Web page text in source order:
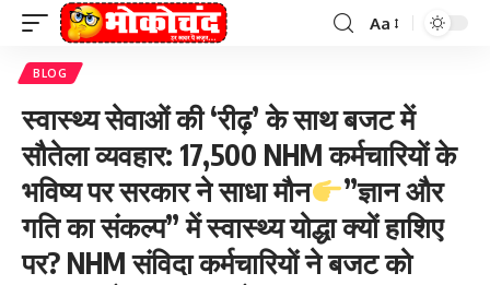
Font
Aa
BLOG
स्वास्थ्य सेवाओं की ‘रीढ़’ के साथ बजट में
सौतेला व्यवहार: 17,500 NHM कर्मचारियों के
भविष्य पर सरकार ने साधा मौन
”ज्ञान और
गति का संकल्प” में स्वास्थ्य योद्धा क्यों हाशिए
पर? NHM संविदा कर्मचारियों ने बजट को